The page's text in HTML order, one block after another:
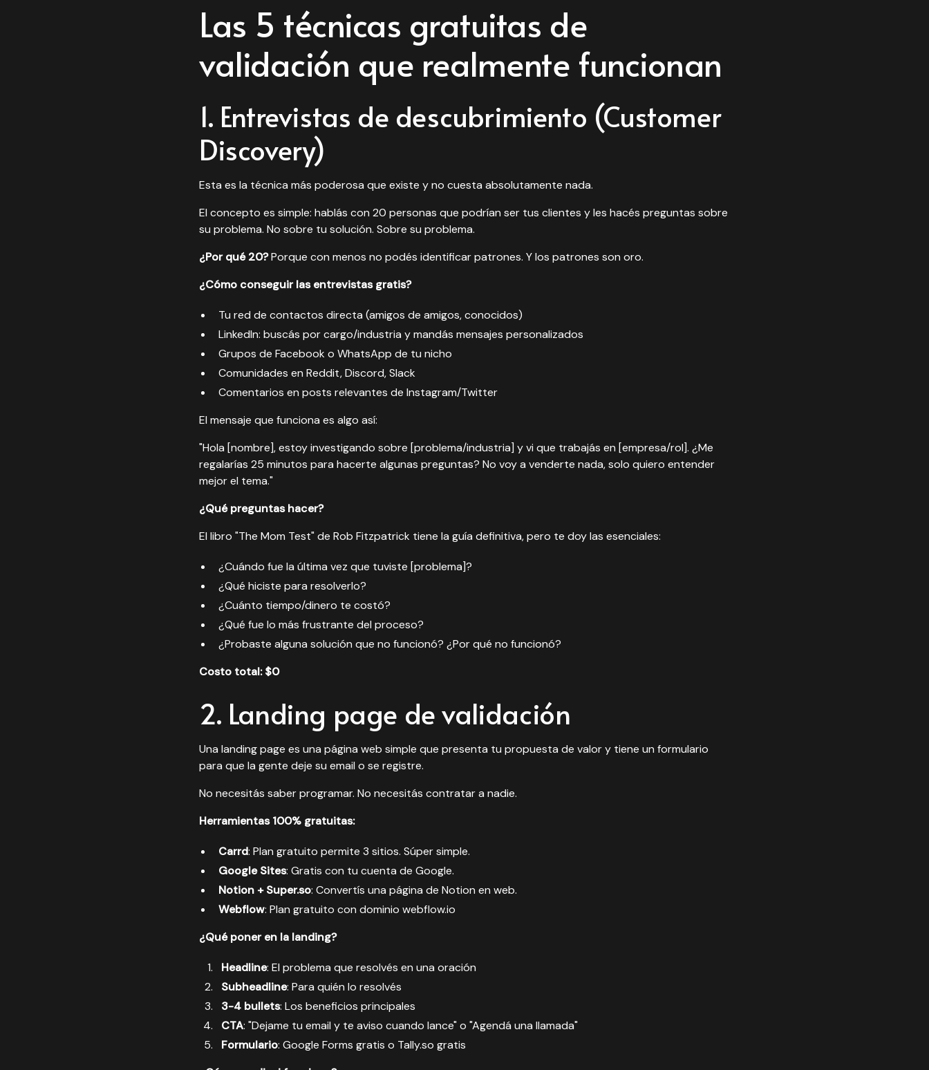
Las 5 técnicas gratuitas de
validación que realmente funcionan
1. Entrevistas de descubrimiento (Customer
Discovery)
Esta es la técnica más poderosa que existe y no cuesta absolutamente nada.
El concepto es simple: hablás con 20 personas que podrían ser tus clientes y les hacés preguntas sobre
su problema. No sobre tu solución. Sobre su problema.
¿Por qué 20?Porque con menos no podés identificar patrones. Y los patrones son oro.
¿Cómo conseguir las entrevistas gratis?
Tu red de contactos directa (amigos de amigos, conocidos)
LinkedIn: buscás por cargo/industria y mandás mensajes personalizados
Grupos de Facebook o WhatsApp de tu nicho
Comunidades en Reddit, Discord, Slack
Comentarios en posts relevantes de Instagram/Twitter
El mensaje que funciona es algo así:
"Hola [nombre], estoy investigando sobre [problema/industria] y vi que trabajás en [empresa/rol]. ¿Me
regalarías 25 minutos para hacerte algunas preguntas? No voy a venderte nada, solo quiero entender
mejor el tema."
¿Qué preguntas hacer?
El libro "The Mom Test" de Rob Fitzpatrick tiene la guía definitiva, pero te doy las esenciales:
¿Cuándo fue la última vez que tuviste [problema]?
¿Qué hiciste para resolverlo?
¿Cuánto tiempo/dinero te costó?
¿Qué fue lo más frustrante del proceso?
¿Probaste alguna solución que no funcionó? ¿Por qué no funcionó?
Costo total: $0
2. Landing page de validación
Una landing page es una página web simple que presenta tu propuesta de valor y tiene un formulario
para que la gente deje su email o se registre.
No necesitás saber programar. No necesitás contratar a nadie.
Herramientas 100% gratuitas:
Carrd: Plan gratuito permite 3 sitios. Súper simple.
Google Sites: Gratis con tu cuenta de Google.
Notion + Super.so: Convertís una página de Notion en web.
Webflow: Plan gratuito con dominio webflow.io
¿Qué poner en la landing?
Headline: El problema que resolvés en una oración
Subheadline: Para quién lo resolvés
3-4 bullets: Los beneficios principales
CTA: "Dejame tu email y te aviso cuando lance" o "Agendá una llamada"
Formulario: Google Forms gratis o Tally.so gratis